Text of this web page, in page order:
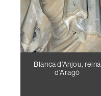
Blanca d’Anjou, reina
d’Aragó